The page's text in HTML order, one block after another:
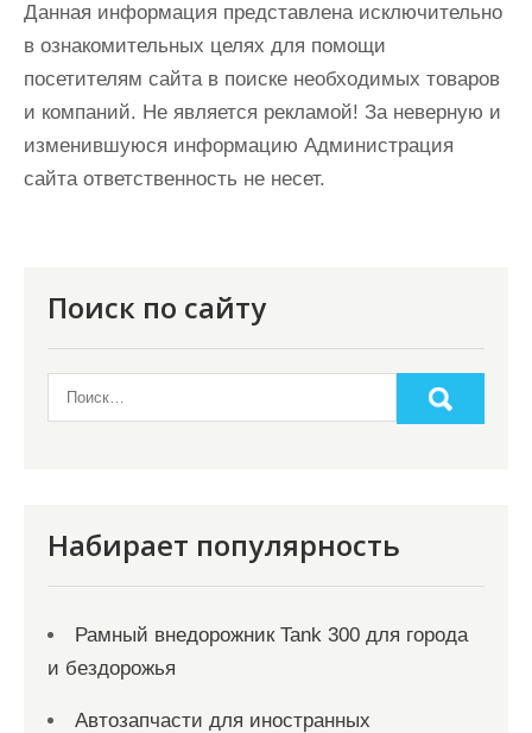
Данная информация представлена исключительно
в ознакомительных целях для помощи
посетителям сайта в поиске необходимых товаров
и компаний. Не является рекламой! За неверную и
изменившуюся информацию Администрация
сайта ответственность не несет.
Поиск по сайту
Набирает популярность
Рамный внедорожник Tank 300 для города
и бездорожья
Автозапчасти для иностранных